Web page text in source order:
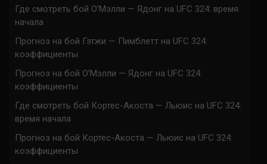
Где смотреть бой О’Мэлли — Ядонг на UFC 324: время
начала
Прогноз на бой Гэтжи — Пимблетт на UFC 324:
коэффициенты
Прогноз на бой О’Мэлли — Ядонг на UFC 324:
коэффициенты
Где смотреть бой Кортес-Акоста — Льюис на UFC 324:
время начала
Прогноз на бой Кортес-Акоста — Льюис на UFC 324:
коэффициенты